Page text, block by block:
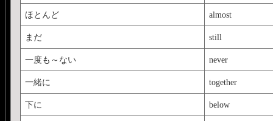
ほとんど almost
まだ still
一度も～ない never
一緒に together
下に below